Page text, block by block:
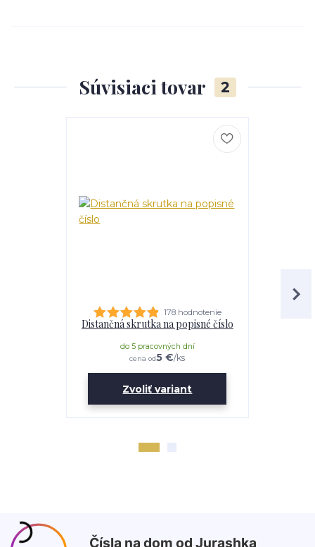
Súvisiaci tovar 2
178 hodnotenie
Distančná skrutka na popisné číslo
cena od5 €/ks
do 5 pracovných dní
Zvoliť variant